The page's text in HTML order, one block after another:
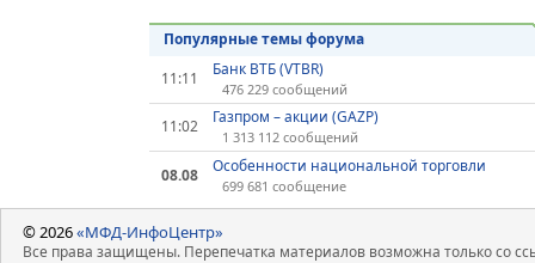
Популярные темы форума
11:11
Банк ВТБ (VTBR)
476 229 сообщений
11:02 Газпром – акции (GAZP)
1 313 112 сообщений
08.08 Особенности национальной торговли
699 681 сообщение
© 2026«МФД-ИнфоЦентр»
Все права защищены. Перепечатка материалов возможна только со